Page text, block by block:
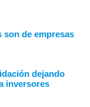
son de empresas
dejando
inversores